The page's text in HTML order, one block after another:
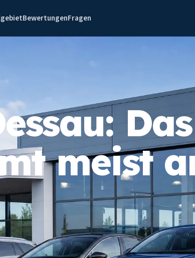
BewertungenFragen
Das
meist